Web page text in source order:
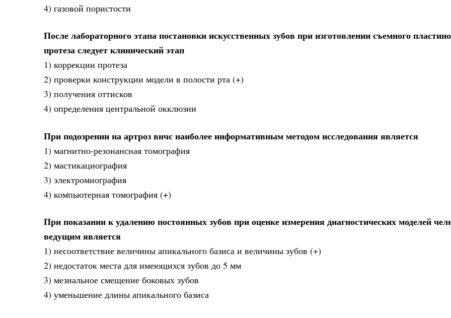
4) газовой пористости
После лабораторного этапа постановки искусственных зубов при изготовлении съемного
протеза следует клинический этап
1) коррекции протеза
2) проверки конструкции модели в полости рта (+)
3) получения оттисков
4) определения центральной окклюзии
При подозрении на артроз внчс наиболее информативным методом исследования является
1) магнитно-резонансная томография
2) мастикациография
3) электромиография
4) компьютерная томография (+)
При показании к удалению постоянных зубов при оценке измерения диагностических моделей
ведущим является
1) несоответствие величины апикального базиса и величины зубов (+)
2) недостаток места для имеющихся зубов до 5 мм
3) мезиальное смещение боковых зубов
4) уменьшение длины апикального базиса